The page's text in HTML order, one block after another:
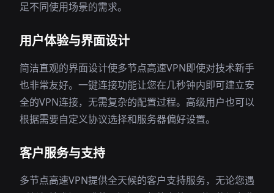
足不同使用场景的需求。
用户体验与界面设计
简洁直观的界面设计使多节点高速VPN即使对技术新手
也非常友好。一键连接功能让您在几秒钟内即可建立安
全的VPN连接，无需复杂的配置过程。高级用户也可以
根据需要自定义协议选择和服务器偏好设置。
客户服务与支持
多节点高速VPN提供全天候的客户支持服务，无论您遇